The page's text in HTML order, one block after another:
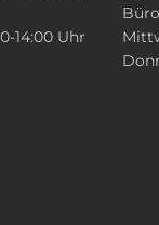
14:00 Uhr